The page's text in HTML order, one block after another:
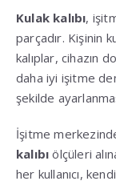
Kulak kalıbı,
parçadır. Kişinin
kalıplar, cihazın
daha iyi işitme
şekilde
İşitme
kalıbı ölçüleri
her kullanıcı,